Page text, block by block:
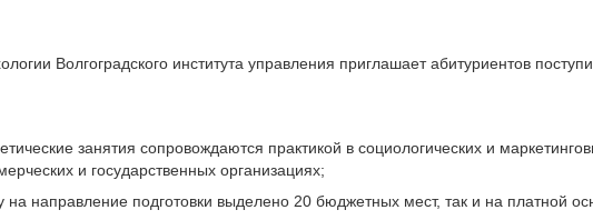
Волгоградского института управления приглашает абитуриентов
занятия сопровождаются практикой в социологических и
и государственных организациях;
направление подготовки выделено 20 бюджетных мест, так и на платной